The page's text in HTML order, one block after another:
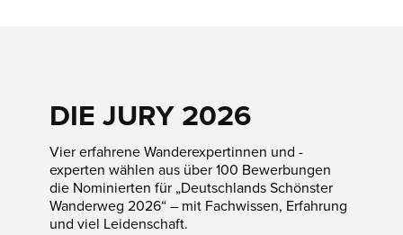
DIE JURY 2026
Vier erfahrene Wanderexpertinnen und -
experten wählen aus über 100 Bewerbungen
die Nominierten für „Deutschlands Schönster
Wanderweg 2026“ – mit Fachwissen, Erfahrung
und viel Leidenschaft.